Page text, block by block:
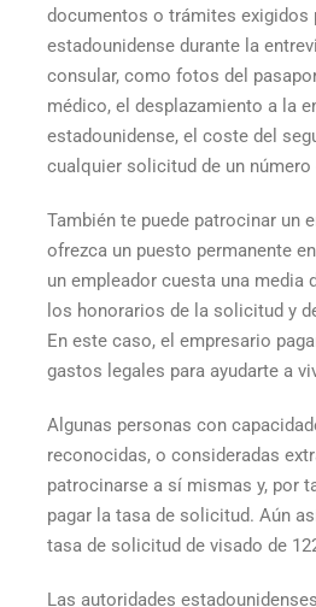
documentos o trámites exigidos
estadounidense durante la
consular, como fotos del
médico, el desplazamiento a la
estadounidense, el coste del
cualquier solicitud de un
También te puede patrocinar un
ofrezca un puesto permanente
un empleador cuesta una media
los honorarios de la solicitud y
En este caso, el empresario
gastos legales para ayudarte a
Algunas personas con
reconocidas, o consideradas
patrocinarse a sí mismas y, por
pagar la tasa de solicitud. Aún
tasa de solicitud de visado de
Las autoridades